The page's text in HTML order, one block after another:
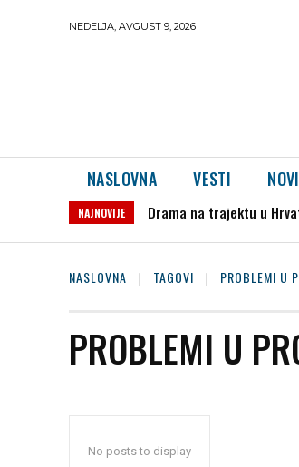
NEDELJA, AVGUST 9, 2026
NASLOVNA VESTI
NAJNOVIJE Drama na trajektu u
NASLOVNA TAGOVI PROBLEMI U
PROBLEMI U
No posts to display